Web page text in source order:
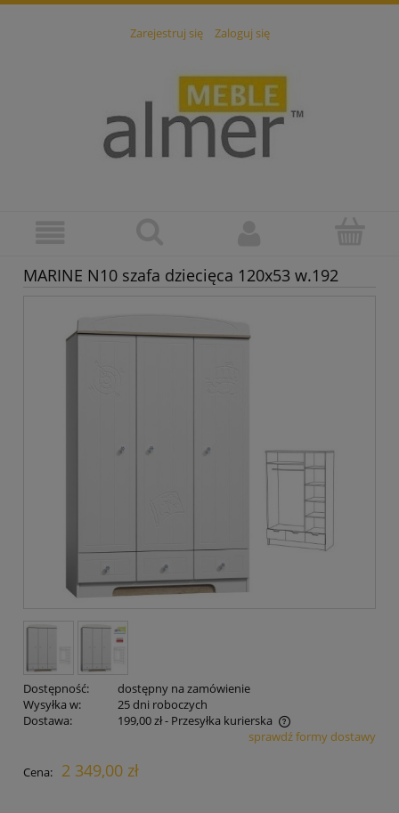
Zarejestruj się Zaloguj się
MARINE N10 szafa dziecięca 120x53 w.192
Dostępność:
dostępny na zamówienie
Wysyłka w:
25 dni roboczych
Dostawa:
199,00 zł- Przesyłka kurierska
Cena nie zawiera ewentualnych kosztów płatnościsprawdź formy dostawy
Cena: 2 349,00 zł